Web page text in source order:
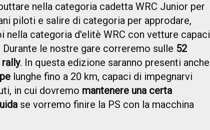
nella categoria cadetta WRC Junior per
piloti e salire di categoria per approdare,
nella categoria d'elitè WRC con vetture capaci
Durante le nostre gare correremo sulle 52
. In questa edizione saranno presenti anche
lunghe fino a 20 km, capaci di impegnarvi
in cui dovremo mantenere una certa
se vorremo finire la PS con la macchina